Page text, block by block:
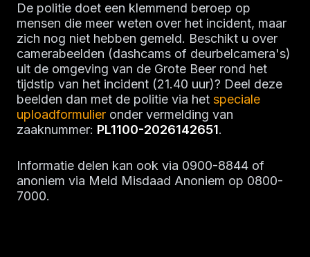
De politie doet een klemmend beroep op
mensen die meer weten over het incident, maar
zich nog niet hebben gemeld. Beschikt u over
camerabeelden (dashcams of deurbelcamera's)
uit de omgeving van de Grote Beer rond het
tijdstip van het incident (21.40 uur)? Deel deze
beelden dan met de politie via het speciale
uploadformulier onder vermelding van
zaaknummer: PL1100-2026142651.
Informatie delen kan ook via 0900-8844 of
anoniem via Meld Misdaad Anoniem op 0800-
7000.